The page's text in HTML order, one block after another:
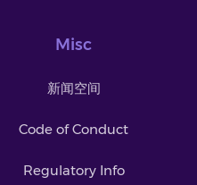
Misc
新闻空间
Code of Conduct
Regulatory Info